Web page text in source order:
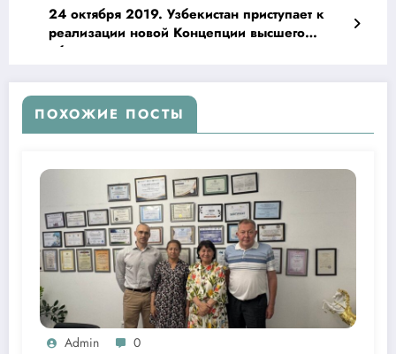
24 октября 2019. Узбекистан приступает к
реализации новой Концепции высшего
образования и готов к расширенному
ПОХОЖИЕ ПОСТЫ
Admin 0